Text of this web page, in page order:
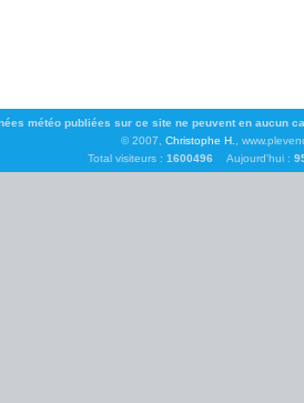
météo publiées sur ce site ne peuvent en aucun
© 2007,Christophe H.,
Total visiteurs : 1600496 Aujourd'hui :